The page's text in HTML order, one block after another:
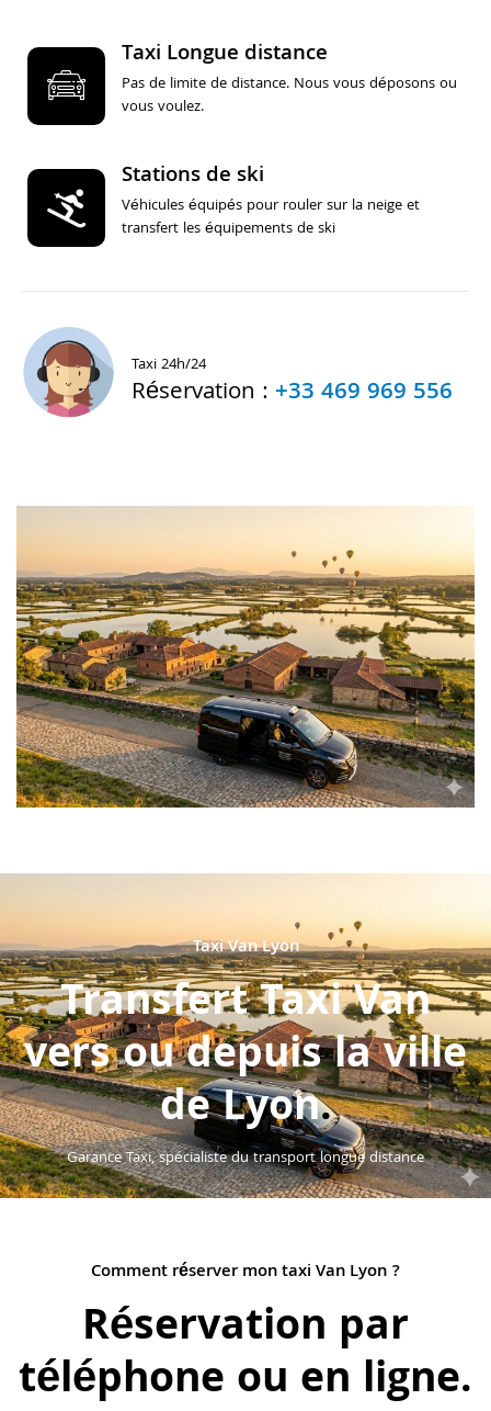
Taxi Longue distance
Pas de limite de distance. Nous vous déposons ou
vous voulez.
Stations de ski
Véhicules équipés pour rouler sur la neige et
transfert les équipements de ski
Taxi 24h/24
Réservation : +33 469 969 556
Taxi Van Lyon
Transfert Taxi Van
vers ou depuis la ville
de Lyon.
Garance Taxi, spécialiste du transport longue distance
Comment réserver mon taxi Van Lyon ?
Réservation par
téléphone ou en ligne.